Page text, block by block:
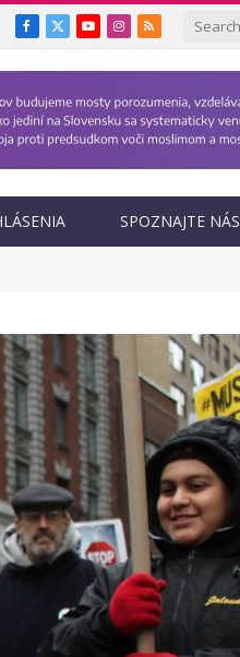
Facebook
X
YouTubeInstagram
RSS
SPOZNAJTE NÁS